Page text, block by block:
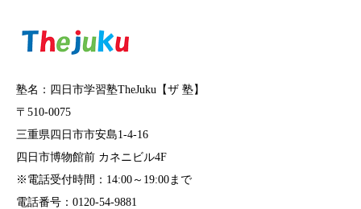
塾名：四日市学習塾TheJuku【ザ 塾】
〒510-0075
三重県四日市市安島1-4-16
四日市博物館前 カネニビル4F
※電話受付時間：14:00～19:00まで
電話番号：0120-54-9881